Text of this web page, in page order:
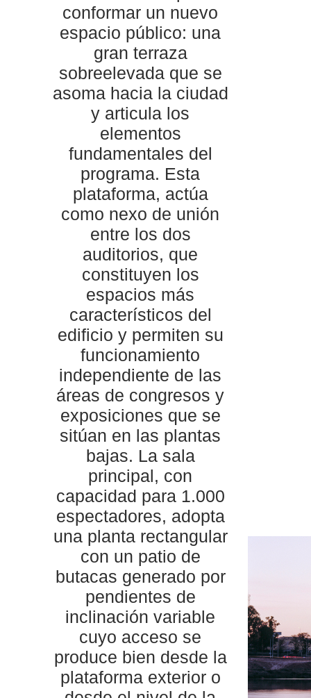
conformar un nuevo
espacio público: una
gran terraza
sobreelevada que se
asoma hacia la ciudad
y articula los
elementos
fundamentales del
programa. Esta
plataforma, actúa
como nexo de unión
entre los dos
auditorios, que
constituyen los
espacios más
característicos del
edificio y permiten su
funcionamiento
independiente de las
áreas de congresos y
exposiciones que se
sitúan en las plantas
bajas. La sala
principal, con
capacidad para 1.000
espectadores, adopta
una planta rectangular
con un patio de
butacas generado por
pendientes de
inclinación variable
cuyo acceso se
produce bien desde la
plataforma exterior o